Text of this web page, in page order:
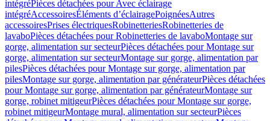
intégréPièces détachées pour Avec éclairage
intégréAccessoiresÉléments d’éclairagePoignéesAutres
accessoiresPrises électriquesRobinetteriesRobinetteries de
lavaboPièces détachées pour Robinetteries de lavaboMontage sur
gorge, alimentation sur secteurPièces détachées pour Montage sur
gorge, alimentation sur secteurMontage sur gorge, alimentation par
pilesPièces détachées pour Montage sur gorge, alimentation par
pilesMontage sur gorge, alimentation par générateurPièces détachées
pour Montage sur gorge, alimentation par générateurMontage sur
gorge, robinet mitigeurPièces détachées pour Montage sur gorge,
robinet mitigeurMontage mural, alimentation sur secteurPièces